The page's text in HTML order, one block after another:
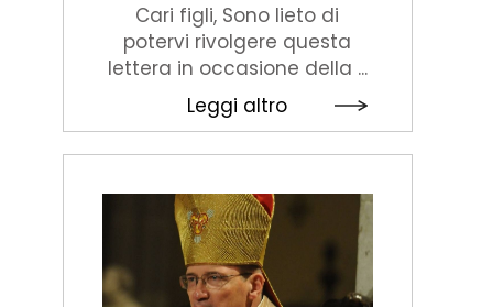
Cari figli, Sono lieto di
potervi rivolgere questa
lettera in occasione della ...
Leggi altro